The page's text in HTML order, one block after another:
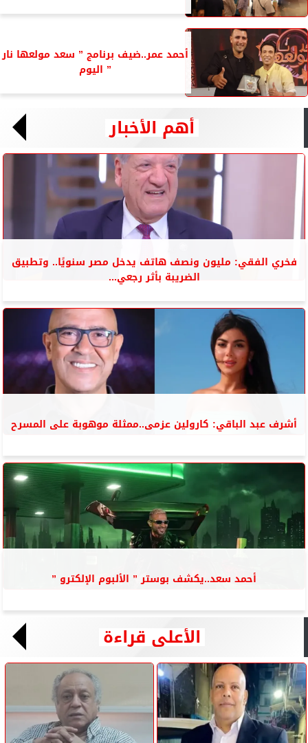
أحمد عمر..ضيف برنامج ” سعد مولعها نار
” اليوم
أهم الأخبار
فخري الفقي: مليون ونصف هاتف يدخل مصر سنويًا.. وتطبيق
الضريبة بأثر رجعي...
أشرف عبد الباقي: كارولين عزمى..ممثلة موهوبة على المسرح
أحمد سعد..يكشف بوستر ” الألبوم الإلكترو ”
الأعلى قراءة